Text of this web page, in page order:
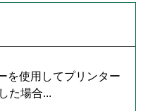
を使用してプリンター
た場合...